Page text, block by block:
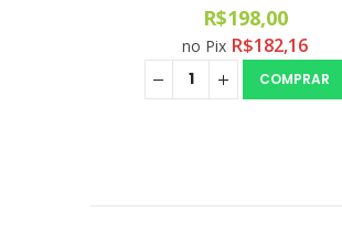
out of 5
R$145,90
no Pix R$134,23
COMPRAR